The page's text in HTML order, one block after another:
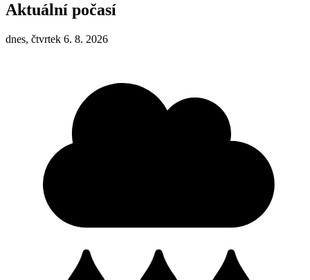
Aktuální počasí
dnes, čtvrtek 6. 8. 2026